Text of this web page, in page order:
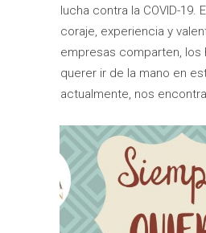
lucha contra la COVID-19.
coraje, experiencia y
empresas comparten, los
querer ir de la mano en
actualmente, nos